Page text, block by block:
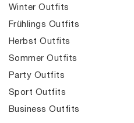
Winter Outfits
Frühlings Outfits
Herbst Outfits
Sommer Outfits
Party Outfits
Sport Outfits
Business Outfits